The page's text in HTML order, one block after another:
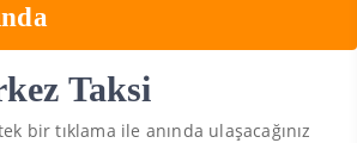
Taksi
bir tıklama ile anında ulaşacağınız